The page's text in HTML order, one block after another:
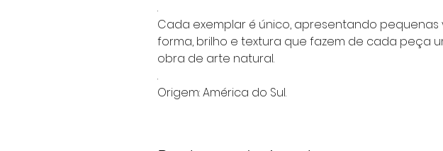
.
Cada exemplar é único, apresentando
forma, brilho e textura que fazem de cada peça
obra de arte natural.
.
Origem: América do Sul.